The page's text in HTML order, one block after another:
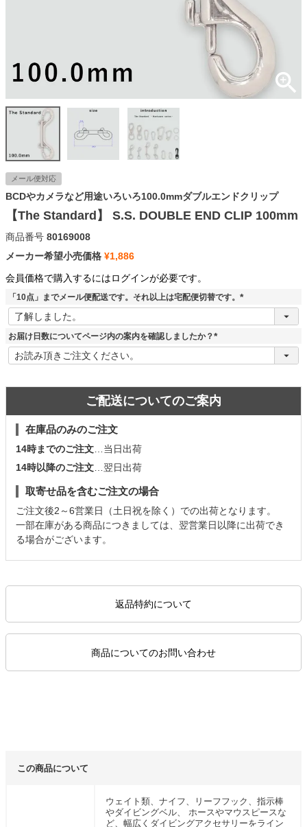
メール便対応
BCDやカメラなど用途いろいろ100.0mmダブルエンドクリップ
【The Standard】 S.S. DOUBLE END CLIP 100mm
商品番号 80169008
メーカー希望小売価格 ¥1,886
会員価格で購入するにはログインが必要です。
「10点」までメール便配送です。それ以上は宅配便切替です。
(
須
お届け日数についてページ内の案内を確認しましたか？
(
須
ご配送についてのご案内
在庫品のみのご注文
14時までのご注文 …当日出荷
14時以降のご注文 …翌日出荷
取寄せ品を含むご注文の場合
ご注文後2～6営業日（土日祝を除く）での出荷となります。
一部在庫がある商品につきましては、翌営業日以降に出荷でき
る場合がございます。
返品特約について
商品についてのお問い合わせ
この商品について
ウェイト類、ナイフ、リーフフック、指示棒
やダイビングベル、 ホースやマウスピースな
ど、幅広くダイビングアクセサリーをライン